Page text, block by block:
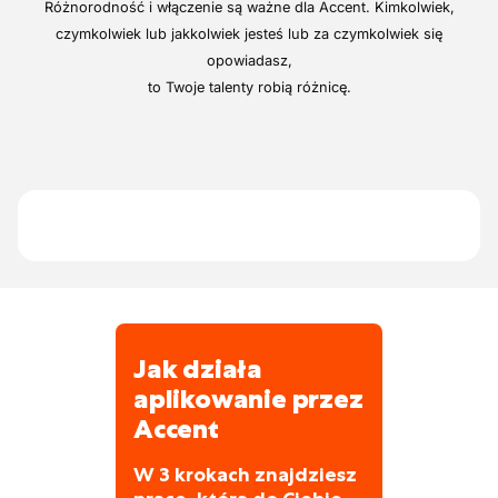
Jako magazynier robisz:
kontrolę wszystkich przychodzących
umieszczasz je na właściwym miejscu
Różnorodność i włączenie są ważne dla Accent. Kimkolwiek,
czymkolwiek lub jakkolwiek jesteś lub za czymkolwiek się
opowiadasz,
to Twoje talenty robią różnicę.
Jak działa
aplikowanie przez
Accent
W 3 krokach znajdziesz